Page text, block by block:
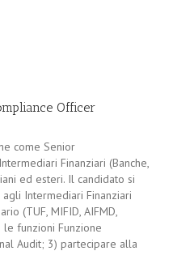
Officer
come Senior
Finanziari (Banche,
ed esteri. Il candidato si
Intermediari Finanziari
(TUF, MIFID, AIFMD,
le funzioni Funzione
Audit; 3) partecipare alla